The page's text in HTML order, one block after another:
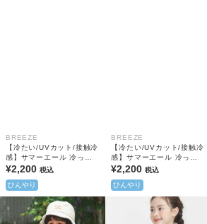
BREEZE
【冷たい/UVカット/接触冷
感】サマーエール 冷っほ
ーい！Tシャツ(キッズサイ
¥2,200 税込
ひんやり
BREEZE
【冷たい/UVカット/接触冷
感】サマーエール 冷っほ
ーい！Tシャツ(キッズサイ
¥2,200税込
ひんやり